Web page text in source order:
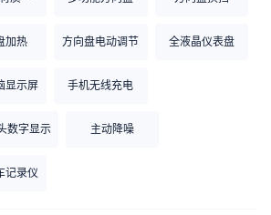
加热 方向盘电动调节 全液晶仪表盘
显示屏 手机无线充电
数字显示 主动降噪
记录仪